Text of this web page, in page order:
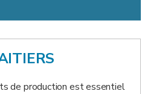
de production est essentiel